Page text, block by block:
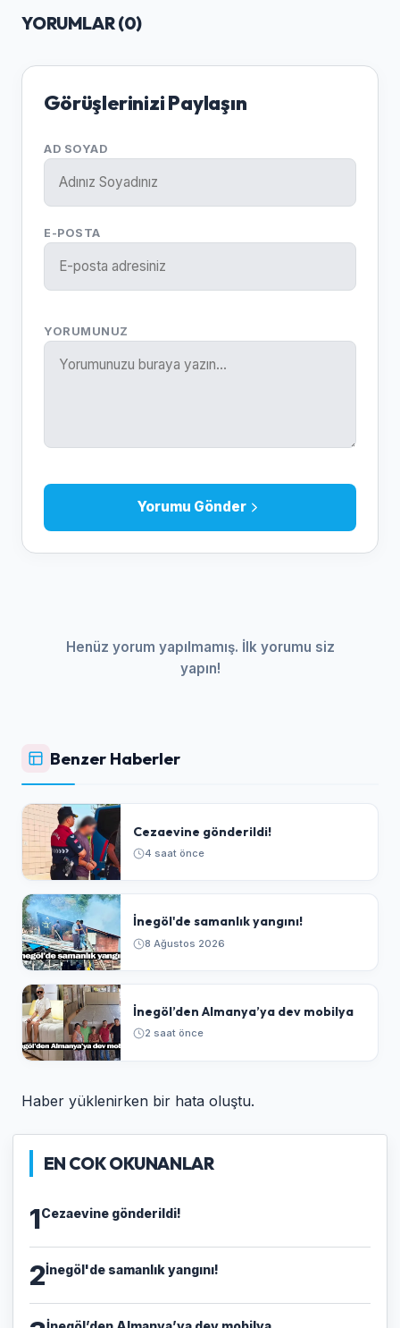
YORUMLAR (0)
Görüşlerinizi Paylaşın
AD SOYAD
E-POSTA
YORUMUNUZ
Yorumu Gönder
Henüz yorum yapılmamış. İlk yorumu siz
yapın!
Benzer Haberler
Cezaevine gönderildi!
4 saat önce
İnegöl'de samanlık yangını!
8 Ağustos 2026
İnegöl’den Almanya’ya dev mobilya
2 saat önce
Haber yüklenirken bir hata oluştu.
EN COK OKUNANLAR
1Cezaevine gönderildi!
2İnegöl'de samanlık yangını!